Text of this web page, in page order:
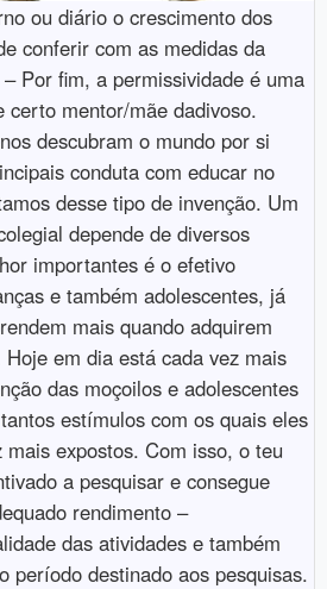
ou diário o crescimento dos
conferir com as medidas da
Por fim, a permissividade é uma
certo mentor/mãe dadivoso.
descubram o mundo por si
conduta com educar no
desse tipo de invenção. Um
depende de diversos
importantes é o efetivo
e também adolescentes, já
mais quando adquirem
em dia está cada vez mais
das moçoilos e adolescentes
estímulos com os quais eles
mais expostos. Com isso, o teu
a pesquisar e consegue
rendimento –
das atividades e também
período destinado aos pesquisas.